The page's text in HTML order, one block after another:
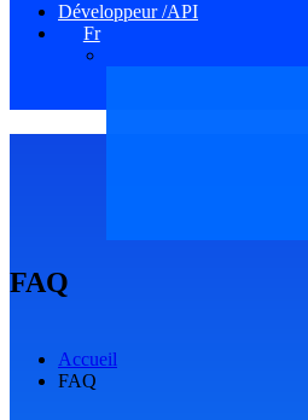
Développeur /API
Fr
FAQ
Accueil
FAQ